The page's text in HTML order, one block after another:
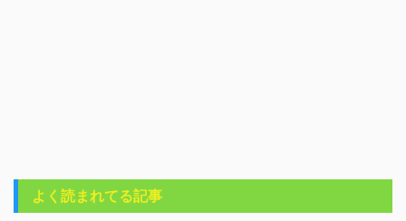
よく読まれてる記事